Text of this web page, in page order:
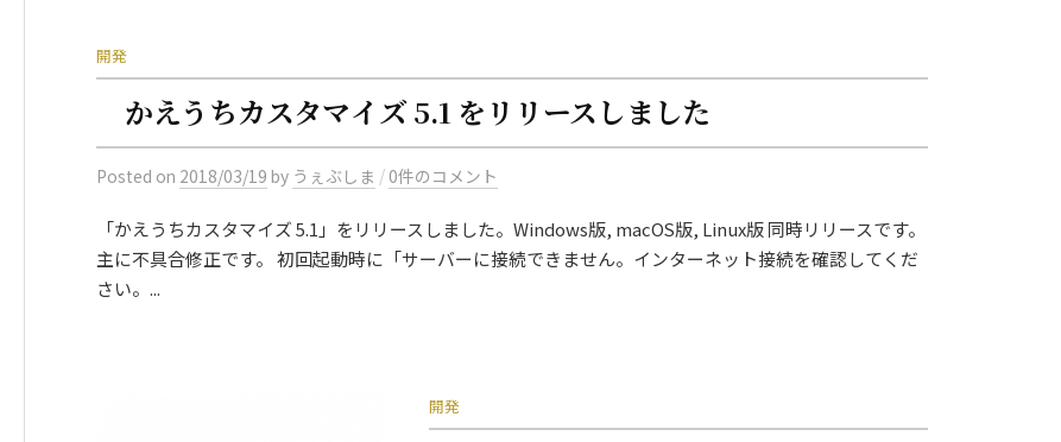
開発
かえうちカスタマイズ 5.1 をリリースしました
Posted on 2018/03/19 by うぇぶしま / 0件のコメント
「かえうちカスタマイズ 5.1」をリリースしました。Windows版, macOS版, Linux版 同時リリースです。
主に不具合修正です。 初回起動時に「サーバーに接続できません。インターネット接続を確認してくだ
さい。...
開発